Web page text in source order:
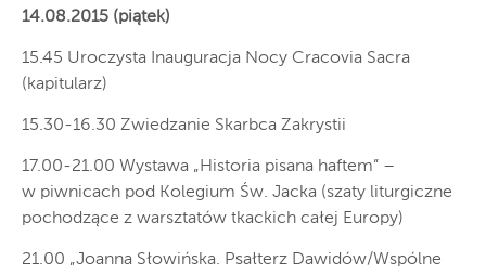
14.08.2015 (piątek)
15.45 Uroczysta Inauguracja Nocy Cracovia Sacra
(kapitularz)
15.30-16.30 Zwiedzanie Skarbca Zakrystii
17.00-21.00 Wystawa „Historia pisana haftem” –
w piwnicach pod Kolegium Św. Jacka (szaty liturgiczne
pochodzące z warsztatów tkackich całej Europy)
21.00 „Joanna Słowińska. Psałterz Dawidów/Wspólne